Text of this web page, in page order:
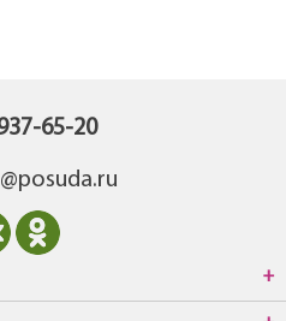
65-20